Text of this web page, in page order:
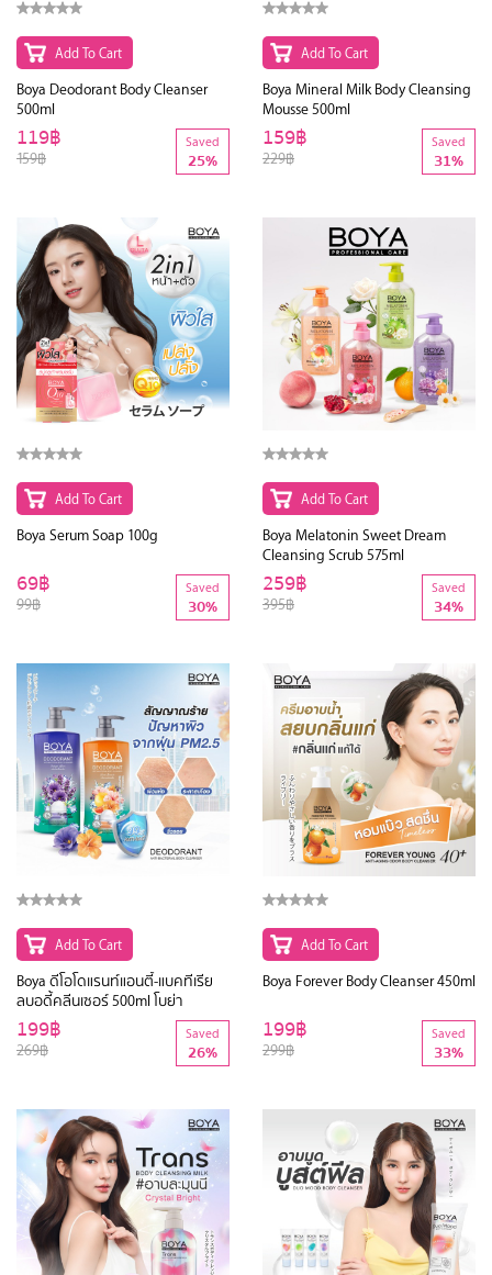
Add To Cart
Boya Deodorant Body Cleanser
500ml
159฿
119฿ Saved
25%
Add To Cart
Boya Mineral Milk Body Cleansing
Mousse 500ml
229฿
159฿ Saved
31%
Add To Cart
Boya Serum Soap 100g
99฿
69฿ Saved
30%
Add To Cart
Boya Melatonin Sweet Dream
Cleansing Scrub 575ml
395฿
259฿ Saved
34%
Add To Cart
Boya ดีโอโดแรนท์แอนตี้-แบคทีเรีย
ลบอดี้คลีนเซอร์ 500ml โบย่า
269฿
199฿ Saved
26%
Add To Cart
Boya Forever Body Cleanser 450ml
299฿
199฿ Saved
33%